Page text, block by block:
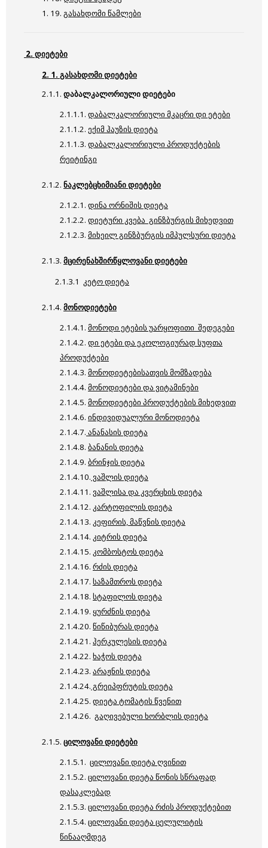
1. 19. გასახდომი წამლები
2. დიეტები
2. 1. გასახდომი დიეტები
2.1.1. დაბალკალორიული დიეტები
2.1.1.1. დაბალკალორიული მკაცრი დი ეტები
2.1.1.2. ექიმ ჰაუზის დიეტა
2.1.1.3. დაბალკალორიული პროდუქტების
რეიტინგი
2.1.2. ნაკლებცხიმიანი დიეტები
2.1.2.1. დინა ორნიშის დიეტა
2.1.2.2. დიეტური კვება გინზბურგის მიხედვით
2.1.2.3. მიხეილ გინზბურგის იმპულსური დიეტა
2.1.3. მცირენახშირწყლოვანი დიეტები
2.1.3.1 კეტო დიეტა
2.1.4. მონოდიეტები
2.1.4.1. მონოდი ეტების უარყოფითი შედეგები
2.1.4.2. დი ეტები და ეკოლოგიურად სუფთა
პროდუქტები
2.1.4.3. მონოდიეტებისათვის მომზადება
2.1.4.4. მონოდიეტები და ვიტამინები
2.1.4.5. მონოდიეტები პროდუქტების მიხედვით
2.1.4.6. ინდივიდუალური მონოდიეტა
2.1.4.7. ანანასის დიეტა
2.1.4.8. ბანანის დიეტა
2.1.4.9. ბრინჯის დიეტა
2.1.4.10. ვაშლის დიეტა
2.1.4.11. ვაშლისა და კვერცხის დიეტა
2.1.4.12. კარტოფილის დიეტა
2.1.4.13. კეფირის, მაწვნის დიეტა
2.1.4.14. კიტრის დიეტა
2.1.4.15. კომბოსტოს დიეტა
2.1.4.16. რძის დიეტა
2.1.4.17. საზამთროს დიეტა
2.1.4.18. სტაფილოს დიეტა
2.1.4.19. ყურძნის დიეტა
2.1.4.20. წიწიბურას დიეტა
2.1.4.21. ჰერკულესის დიეტა
2.1.4.22. ხაჭოს დიეტა
2.1.4.23. არაჟნის დიეტა
2.1.4.24. გრეიპფრუტის დიეტა
2.1.4.25. დიეტა ტომატის წვენით
2.1.4.26. გაღივებული ხორბლის დიეტა
2.1.5. ცილოვანი დიეტები
2.1.5.1. ცილოვანი დიეტა ღვინით
2.1.5.2. ცილოვანი დიეტა წონის სწრაფად
დასაკლებად
2.1.5.3. ცილოვანი დიეტა რძის პროდუქტებით
2.1.5.4. ცილოვანი დიეტა ცელულიტის
წინააღმდეგ